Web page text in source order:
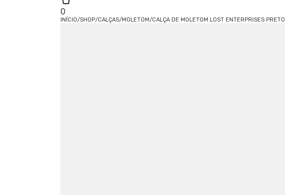
0
INÍCIO/SHOP/CALÇAS/MOLETOM/CALÇA DE MOLETOM LOST ENTERPRISES PRETO